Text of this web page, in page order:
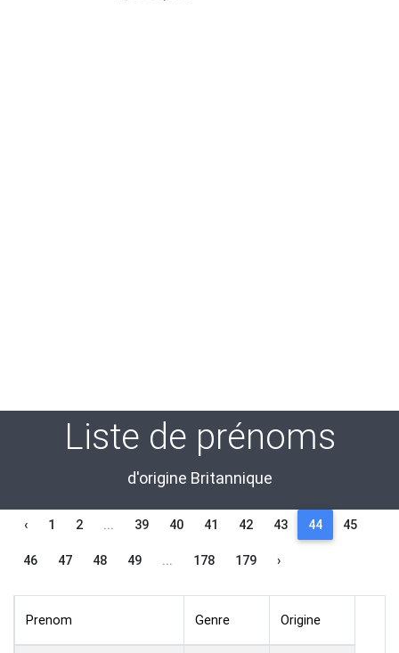
Liste de prénoms
d'origine Britannique
‹ 1 2 ... 39 40 41 42 43 44 45
46 47 48 49 ... 178 179 ›
Prenom Genre Origine